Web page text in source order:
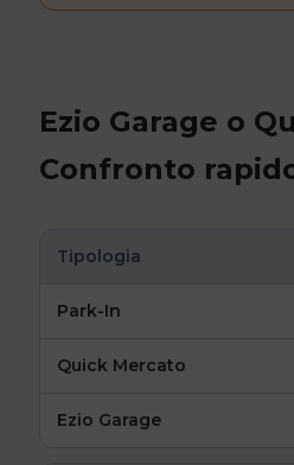
Ezio Garage o
Confronto
Tipologia